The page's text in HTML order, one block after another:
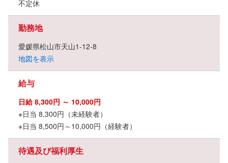
不定休
勤務地
愛媛県松山市天山1-12-8
地図を表示
給与
日給 8,300円 ～ 10,000円
※日当 8,300円（未経験者）
※日当 8,500円～10,000円（経験者）
待遇及び福利厚生